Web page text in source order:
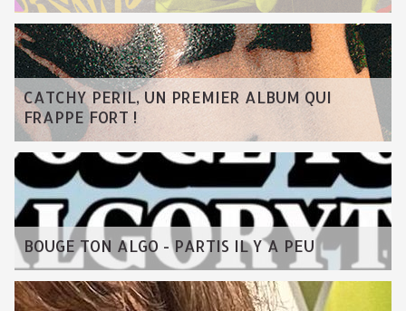
CATCHY PERIL, UN PREMIER ALBUM QUI
FRAPPE FORT !
BOUGE TON ALGO - PARTIS IL Y A PEU